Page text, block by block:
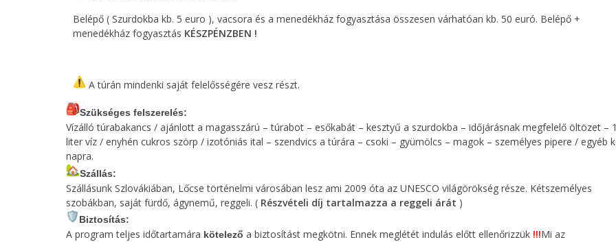
Belépő ( Szurdokba kb. 5 euro ), vacsora és a menedékház fogyasztása összesen várhatóan kb. 50 euró. Belépő +
menedékház fogyasztás KÉSZPÉNZBEN !
A túrán mindenki saját felelősségére vesz részt.
Szükséges felszerelés:
Vízálló túrabakancs / ajánlott a magasszárú – túrabot – esőkabát – kesztyű a szurdokba – időjárásnak megfelelő öltözet –
liter víz / enyhén cukros szörp / izotóniás ital – szendvics a túrára – csoki – gyümölcs – magok – személyes pipere / egyéb
napra.
Szállás:
Szállásunk Szlovákiában, Lőcse történelmi városában lesz ami 2009 óta az UNESCO világörökség része. Kétszemélyes
szobákban, saját fürdő, ágynemű, reggeli. ( Részvételi díj tartalmazza a reggeli árát )
Biztosítás:
A program teljes időtartamára kötelező a biztosítást megkötni. Ennek meglétét indulás előtt ellenőrizzük !!!Mi az